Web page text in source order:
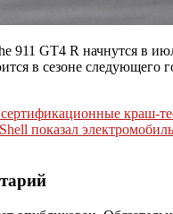
911 GT4 R начнутся в
в сезоне следующего
краш-
показал